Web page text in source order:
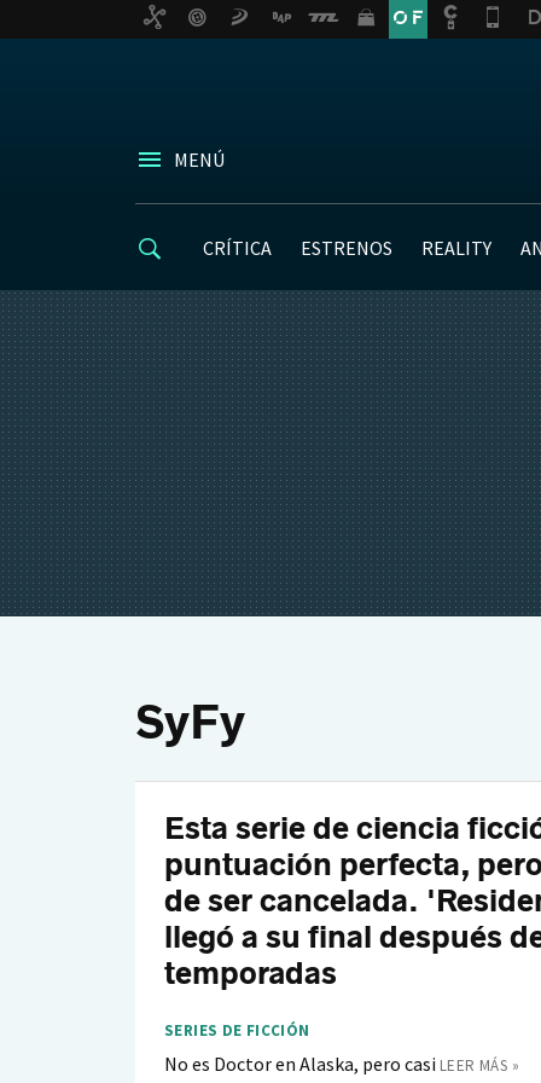
MENÚ
CRÍTICA ESTRENOS REALITY
SyFy
Esta serie de ciencia
puntuación perfecta,
de ser cancelada.
llegó a su final después
temporadas
SERIES DE FICCIÓN
No es Doctor en Alaska, pero casi LEER MÁS »